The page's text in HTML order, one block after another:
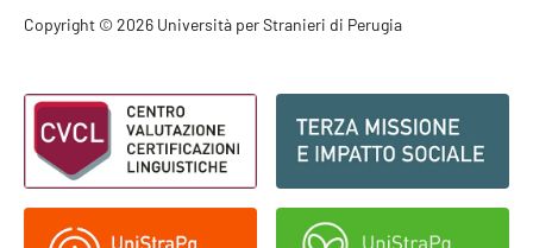
Footer - Copyright
Copyright © 2026 Università per Stranieri di Perugia
Footer - Loghi